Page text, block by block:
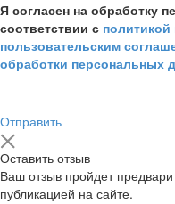
Я согласен на обработку
соответствии с
пользовательским
обработки персональных
Отправить
Оставить отзыв
Ваш отзыв пройдет
публикацией на сайте.